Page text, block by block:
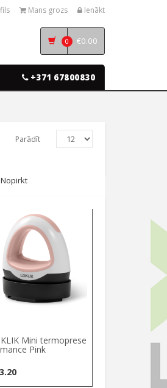
Mans grozs Ienākt
0 €0.00
+371 67800830
Parādīt
Nopirkt
Mini termoprese
Pink